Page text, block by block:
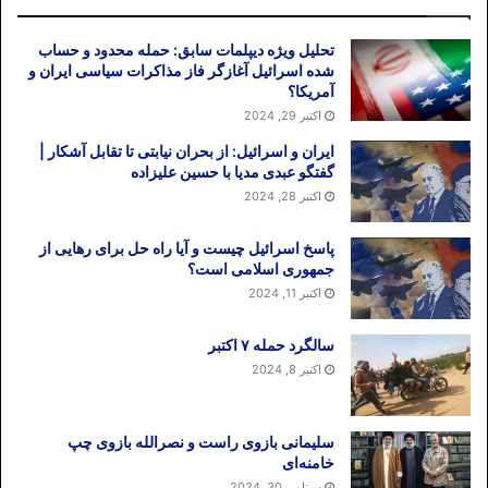
می شود.
عالیجناب
“شهید” را که از قضا نام شماست می دانید.
شهید به جانباخته ای گفته می شود که در راه
حفظ کرامت و عزت و شرف و میهن خود جان
برکف نهاده است. اینکه هزاران بی پناه ایرانی
در زیر شکنجه های قرون وسطایی در ایران
جان باخته و شهید شده اند جای تردید ندارد.
اما مایلم یادآور شوم که در دوران دفاع مقدس
و جنگ تحمیلی، اصطلاحی رایج شد به نام
“شهید زنده”.
شهید زنده در عرف رزم آوران ما، رزمنده ای
بود که در میدان جنگ به شهادت نرسیده ولی
تحلیل ویژه دیپلمات سابق: حمله محدود و حساب
شده اسرائیل آغازگر فاز مذاکرات سیاسی ایران و
آمریکا؟
اکتبر 29, 2024
ایران و اسرائیل: از بحران نیابتی تا تقابل آشکار |
گفتگو عبدی مدیا با حسین علیزاده
اکتبر 28, 2024
پاسخ اسرائیل چیست و آیا راه حل برای رهایی از
جمهوری اسلامی است؟
اکتبر 11, 2024
سالگرد حمله ۷ اکتبر
اکتبر 8, 2024
سلیمانی بازوی راست و نصرالله بازوی چپ
خامنه‌ای